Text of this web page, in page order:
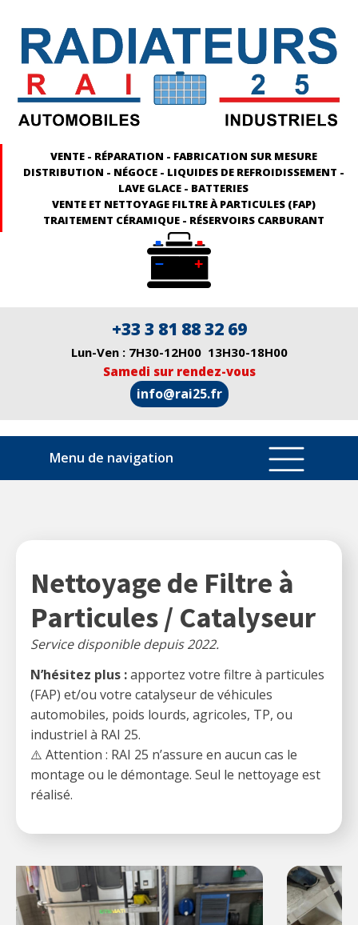
VENTE - RÉPARATION - FABRICATION SUR MESURE
DISTRIBUTION - NÉGOCE - LIQUIDES DE REFROIDISSEMENT -
LAVE GLACE - BATTERIES
VENTE ET NETTOYAGE FILTRE À PARTICULES (FAP)
TRAITEMENT CÉRAMIQUE - RÉSERVOIRS CARBURANT
+33 3 81 88 32 69
Lun-Ven : 7H30-12H00 13H30-18H00
Samedi sur rendez-vous
info@rai25.fr
Menu de navigation
Nettoyage de Filtre à
Particules / Catalyseur
Service disponible depuis 2022.
N’hésitez plus :apportez votre filtre à particules
(FAP) et/ou votre catalyseur de véhicules
automobiles, poids lourds, agricoles, TP, ou
industriel à RAI 25.
⚠️ Attention : RAI 25 n’assure en aucun cas le
montage ou le démontage. Seul le nettoyage est
réalisé.